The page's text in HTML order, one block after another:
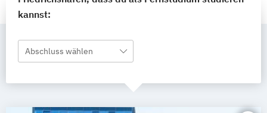
kannst:
Abschluss wählen